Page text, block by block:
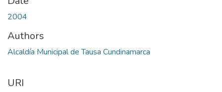
2004
Authors
Alcaldía Municipal de Tausa Cundinamarca
URI